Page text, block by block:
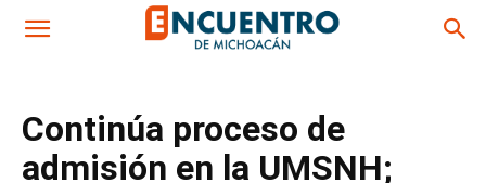
Continúa proceso de
admisión en la UMSNH;